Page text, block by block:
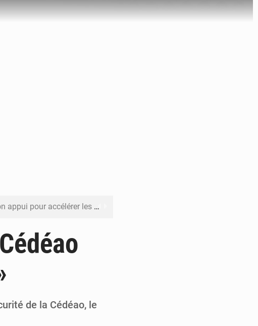
accélérer les investissements
suspect arrêté à Brazzaville
l’AC Léopards et à l’AS Otohô
de la Cédéao, le